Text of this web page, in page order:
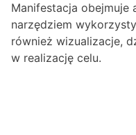
Manifestacja obejmuje
narzędziem
również wizualizacje,
w realizację celu.